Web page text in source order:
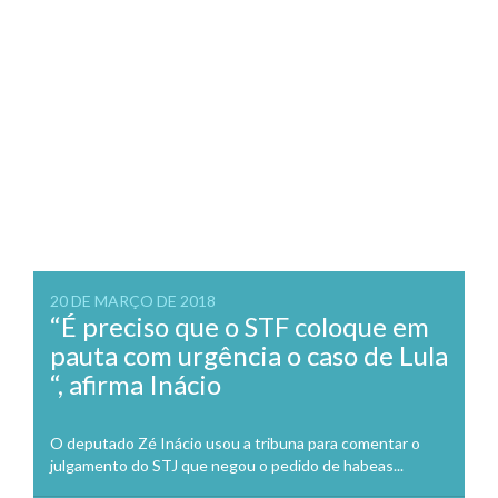
20 DE MARÇO DE 2018
“É preciso que o STF coloque em
pauta com urgência o caso de Lula
“, afirma Inácio
O deputado Zé Inácio usou a tribuna para comentar o
julgamento do STJ que negou o pedido de habeas...